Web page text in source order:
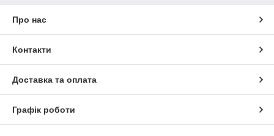
Про нас
Контакти
Доставка та оплата
Графік роботи